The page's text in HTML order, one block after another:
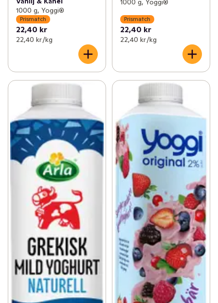
1000 g, Yoggi®
Prismatch
22,40 kr
22,40 kr /kg
1000 g, Yoggi®
Prismatch
22,40 kr
22,40 kr /kg